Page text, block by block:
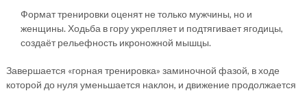
Формат тренировки оценят не только мужчины, но и
женщины. Ходьба в гору укрепляет и подтягивает ягодицы,
создаёт рельефность икроножной мышцы.
Завершается «горная тренировка» заминочной фазой, в ходе
которой до нуля уменьшается наклон, и движение продолжается